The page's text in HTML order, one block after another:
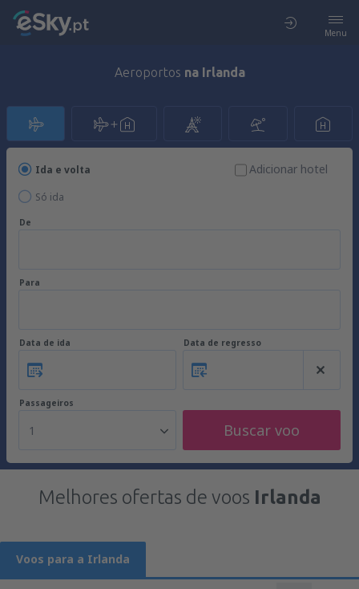
Menu
Aeroportos na Irlanda
Ida e volta
Só ida
Adicionar hotel
De
Para
Data de ida Data de regresso
Passageiros
1 Buscar voo
Melhores ofertas de voos Irlanda
Voos para a Irlanda